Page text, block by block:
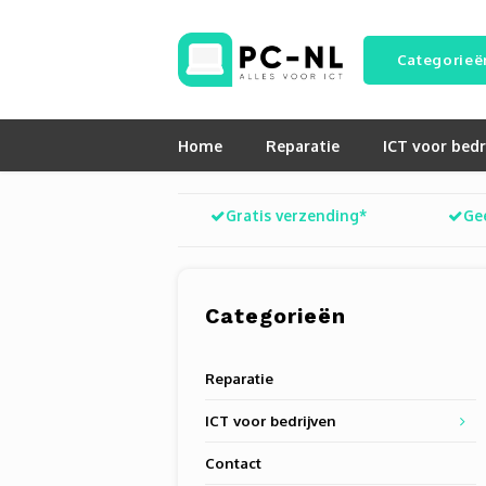
Home Reparatie ICT voor
Gratis verzending*
Categorieën
Reparatie
ICT voor bedrijven
Contact